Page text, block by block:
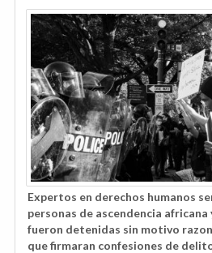
Expertos en derechos humanos
personas de ascendencia
fueron detenidas sin motivo
que firmaran confesiones de